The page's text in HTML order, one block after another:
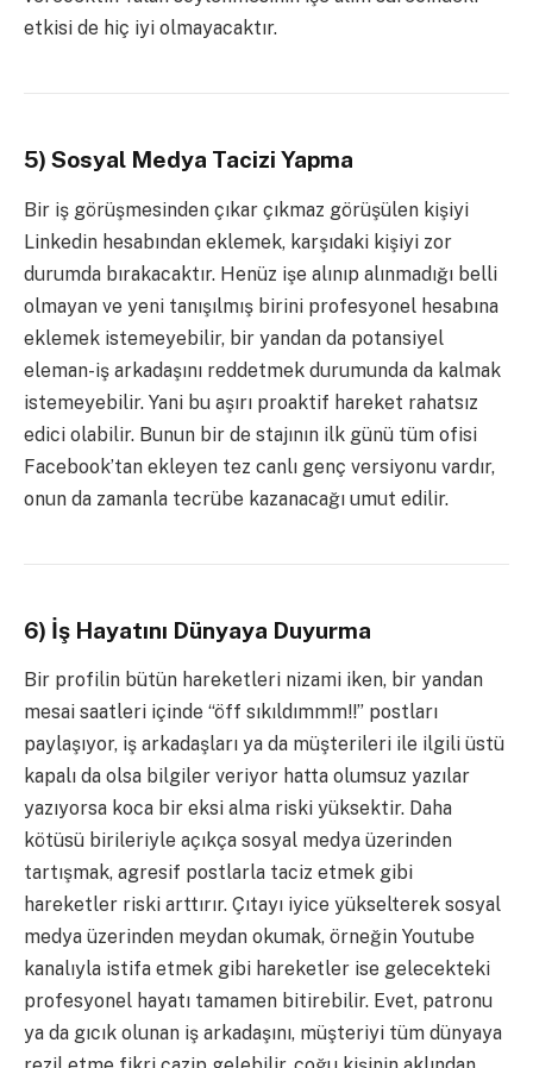
etkisi de hiç iyi olmayacaktır.
5) Sosyal Medya Tacizi Yapma
Bir iş görüşmesinden çıkar çıkmaz görüşülen kişiyi
Linkedin hesabından eklemek, karşıdaki kişiyi zor
durumda bırakacaktır. Henüz işe alınıp alınmadığı belli
olmayan ve yeni tanışılmış birini profesyonel hesabına
eklemek istemeyebilir, bir yandan da potansiyel
eleman-iş arkadaşını reddetmek durumunda da kalmak
istemeyebilir. Yani bu aşırı proaktif hareket rahatsız
edici olabilir. Bunun bir de stajının ilk günü tüm ofisi
Facebook’tan ekleyen tez canlı genç versiyonu vardır,
onun da zamanla tecrübe kazanacağı umut edilir.
6) İş Hayatını Dünyaya Duyurma
Bir profilin bütün hareketleri nizami iken, bir yandan
mesai saatleri içinde “öff sıkıldımmm!!” postları
paylaşıyor, iş arkadaşları ya da müşterileri ile ilgili üstü
kapalı da olsa bilgiler veriyor hatta olumsuz yazılar
yazıyorsa koca bir eksi alma riski yüksektir. Daha
kötüsü birileriyle açıkça sosyal medya üzerinden
tartışmak, agresif postlarla taciz etmek gibi
hareketler riski arttırır. Çıtayı iyice yükselterek sosyal
medya üzerinden meydan okumak, örneğin Youtube
kanalıyla istifa etmek gibi hareketler ise gelecekteki
profesyonel hayatı tamamen bitirebilir. Evet, patronu
ya da gıcık olunan iş arkadaşını, müşteriyi tüm dünyaya